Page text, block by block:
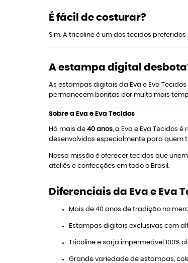
É fácil de costurar?
Sim. A tricoline é um dos tecidos
A estampa digital
As estampas digitais da Eva e Eva
permanecem bonitas por muito mais
Sobre a Eva e Eva Tecidos
Há mais de 40 anos, a Eva e Eva Tecidos é
desenvolvidos especialmente para quem
Nossa missão é oferecer tecidos que
ateliês e confecções em todo o Brasil.
Diferenciais da Eva e Eva
Mais de 40 anos de tradição no
Estampas digitais exclusivas com
Tricoline e sarja impermeável 100%
Grande variedade de estampas,